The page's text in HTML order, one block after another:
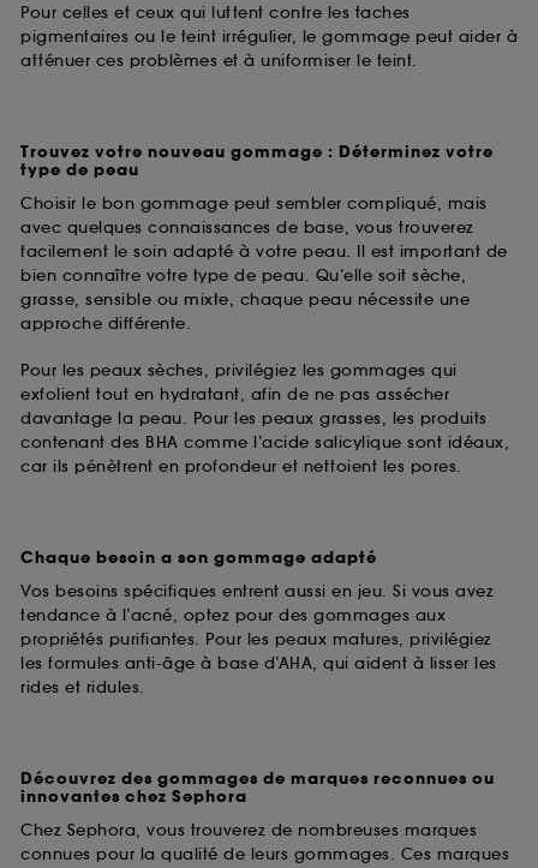
Pour celles et ceux qui luttent contre les taches
pigmentaires ou le teint irrégulier, le gommage peut aider à
atténuer ces problèmes et à uniformiser le teint.
Trouvez votre nouveau gommage : Déterminez votre
type de peau
Choisir le bon gommage peut sembler compliqué, mais
avec quelques connaissances de base, vous trouverez
facilement le soin adapté à votre peau. Il est important de
bien connaître votre type de peau. Qu’elle soit sèche,
grasse, sensible ou mixte, chaque peau nécessite une
approche différente.
Pour les peaux sèches, privilégiez les gommages qui
exfolient tout en hydratant, afin de ne pas assécher
davantage la peau. Pour les peaux grasses, les produits
contenant des BHA comme l’acide salicylique sont idéaux,
car ils pénètrent en profondeur et nettoient les pores.
Chaque besoin a son gommage adapté
Vos besoins spécifiques entrent aussi en jeu. Si vous avez
tendance à l’acné, optez pour des gommages aux
propriétés purifiantes. Pour les peaux matures, privilégiez
les formules anti-âge à base d’AHA, qui aident à lisser les
rides et ridules.
Découvrez des gommages de marques reconnues ou
innovantes chez Sephora
Chez Sephora, vous trouverez de nombreuses marques
connues pour la qualité de leurs gommages. Ces marques